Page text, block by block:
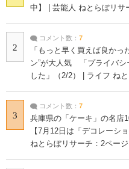
中】 | 芸能人 ねとらぼリサ
2
コメント数： 7
「もっと早く買えば良か
ン”が大人気 「プライバシ
した」（2/2） | ライフ ね
3
コメント数： 7
兵庫県の「ケーキ」の名
【7月12日は「デコレーシ
ねとらぼリサーチ：2ページ